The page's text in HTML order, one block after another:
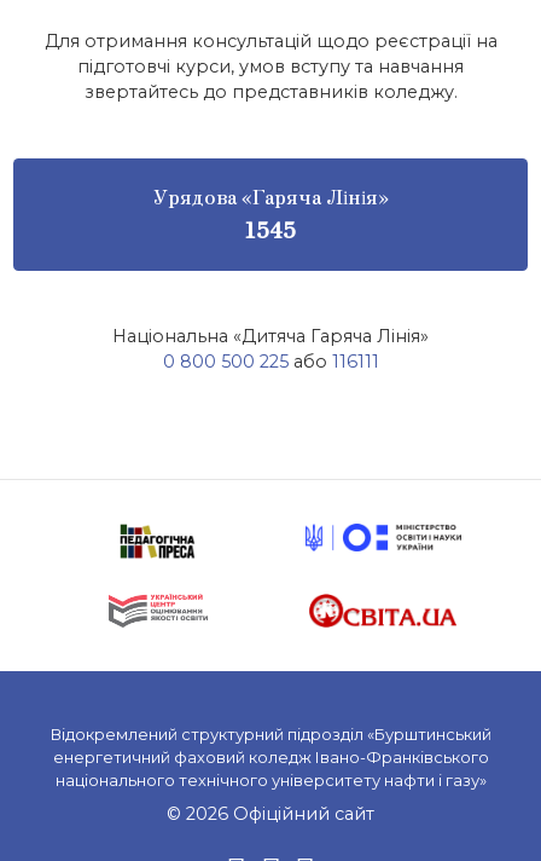
Для отримання консультацій щодо реєстрації на
підготовчі курси, умов вступу та навчання
звертайтесь до представників коледжу.
Урядова «Гаряча Лінія»
1545
Національна «Дитяча Гаряча Лінія»
0 800 500 225або 116111
Відокремлений структурний підрозділ «Бурштинський
енергетичний фаховий коледж Івано-Франківського
національного технічного університету нафти і газу»
© 2026 Офіційний сайт